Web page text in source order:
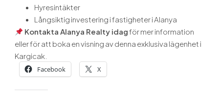
Hyresintäkter
Långsiktig investering i fastigheter i Alanya
Kontakta Alanya Realty idagför mer information
eller för att boka en visning av denna exklusiva lägenhet i
Kargicak.
Facebook X